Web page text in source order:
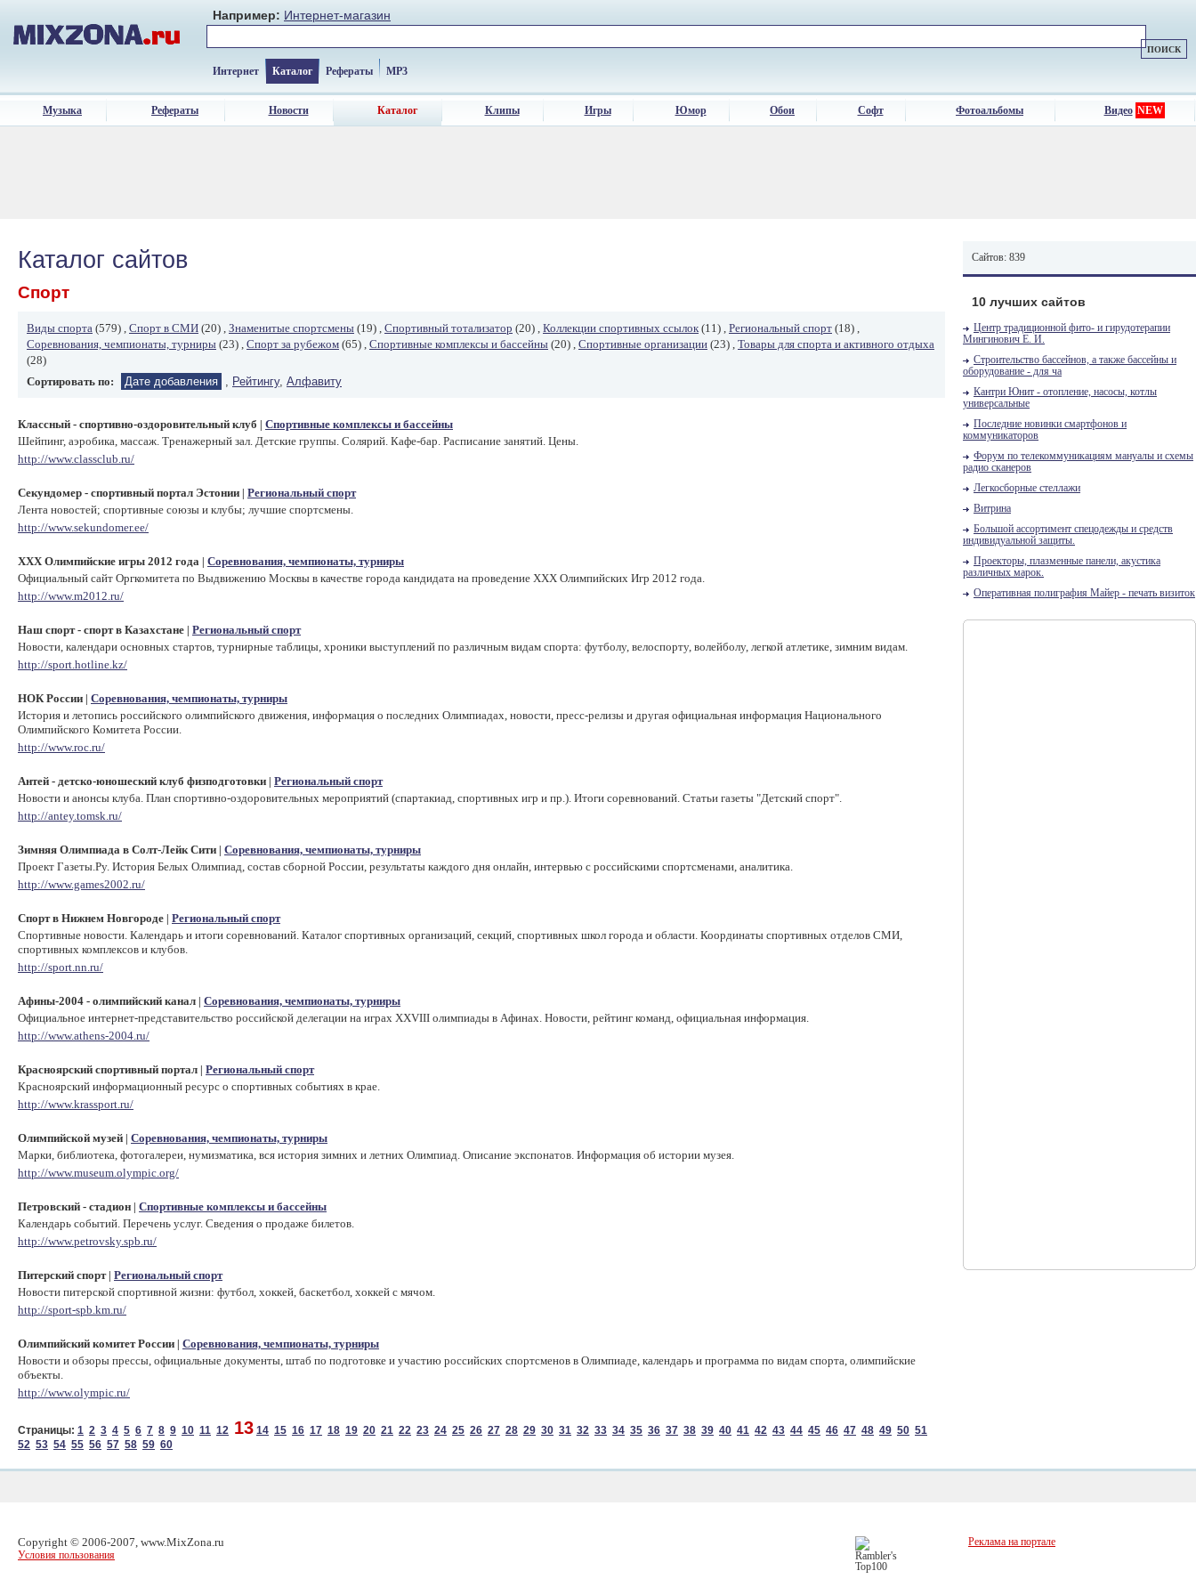
Например: Интернет-магазин
Интернет Каталог Рефераты MP3
Музыка Рефераты Новости Каталог Клипы Игры Юмор Обои Софт Фотоальбомы Видео NEW
Каталог сайтов
Спорт
Виды спорта (579) , Спорт в СМИ (20) , Знаменитые спортсмены (19) , Спортивный тотализатор (20) , Коллекции спортивных ссылок(11) , Региональный спорт (18) ,
Соревнования, чемпионаты, турниры (23) , Спорт за рубежом (65) , Спортивные комплексы и бассейны (20) , Спортивные организации (23) , Товары для спорта и активного отдыха
(28)
Сортировать по:
Дате добавления , Рейтингу, Алфавиту
Классный - спортивно-оздоровительный клуб Спортивные комплексы и бассейны
Шейпинг, аэробика, массаж. Тренажерный зал. Детские группы. Солярий. Кафе-бар. Расписание занятий. Цены.
http://www.classclub.ru/
Секундомер - спортивный портал Эстонии Региональный спорт
Лента новостей; спортивные союзы и клубы; лучшие спортсмены.
http://www.sekundomer.ee/
ХХХ Олимпийские игры 2012 года Соревнования, чемпионаты, турниры
Официальный сайт Оргкомитета по Выдвижению Москвы в качестве города кандидата на проведение ХХХ Олимпийских Игр 2012 года.
http://www.m2012.ru/
Наш спорт - спорт в Казахстане Региональный спорт
Новости, календари основных стартов, турнирные таблицы, хроники выступлений по различным видам спорта: футболу, велоспорту, волейболу, легкой атлетике, зимним видам.
http://sport.hotline.kz/
НОК России Соревнования, чемпионаты, турниры
История и летопись российского олимпийского движения, информация о последних Олимпиадах, новости, пресс-релизы и другая официальная информация Национального
Олимпийского Комитета России.
http://www.roc.ru/
Антей - детско-юношеский клуб физподготовки Региональный спорт
Новости и анонсы клуба. План спортивно-оздоровительных мероприятий (спартакиад, спортивных игр и пр.). Итоги соревнований. Статьи газеты "Детский спорт".
http://antey.tomsk.ru/
Зимняя Олимпиада в Солт-Лейк Сити Соревнования, чемпионаты, турниры
Проект Газеты.Ру. История Белых Олимпиад, состав сборной России, результаты каждого дня онлайн, интервью с российскими спортсменами, аналитика.
http://www.games2002.ru/
Cпорт в Нижнем Новгороде Региональный спорт
Спортивные новости. Календарь и итоги соревнований. Каталог спортивных организаций, секций, спортивных школ города и области. Координаты спортивных отделов СМИ,
спортивных комплексов и клубов.
http://sport.nn.ru/
Афины-2004 - олимпийский канал Соревнования, чемпионаты, турниры
Официальное интернет-представительство российской делегации на играх XXVIII олимпиады в Афинах. Новости, рейтинг команд, официальная информация.
http://www.athens-2004.ru/
Красноярский спортивный портал Региональный спорт
Красноярский информационный ресурс о спортивных событиях в крае.
http://www.krassport.ru/
Олимпийской музей Соревнования, чемпионаты, турниры
Марки, библиотека, фотогалереи, нумизматика, вся история зимних и летних Олимпиад. Описание экспонатов. Информация об истории музея.
http://www.museum.olympic.org/
Петровский - стадион Спортивные комплексы и бассейны
Календарь событий. Перечень услуг. Сведения о продаже билетов.
http://www.petrovsky.spb.ru/
Питерский спорт| Региональный спорт
Новости питерской спортивной жизни: футбол, хоккей, баскетбол, хоккей с мячом.
http://sport-spb.km.ru/
Олимпийский комитет России Соревнования, чемпионаты, турниры
Новости и обзоры прессы, официальные документы, штаб по подготовке и участию российских спортсменов в Олимпиаде, календарь и программа по видам спорта, олимпийские
объекты.
http://www.olympic.ru/
Страницы: 1 2 3 4 5 6 7 8 9 10 11 12 13 14 15 16 17 18 19 20 21 22 23 24 25 26 27 28 29 30 31 32 33 34 35 36 37 38 39 40 41 42 43 44 45 46 47 48 49 50 51
52 53 54 55 56 57 58 59 60
Сайтов: 839
10 лучших сайтов
Центр традиционной фито- и гирудотерапии
Мингинович Е. И.
Строительство бассейнов, а также бассейны и
оборудование - для ча
Кантри Юнит - отопление, насосы, котлы
универсальные
Последние новинки смартфонов и
коммуникаторов
Форум по телекоммуникациям мануалы и схемы
радио сканеров
Легкосборные стеллажи
Витрина
Большой ассортимент спецодежды и средств
индивидуальной защиты.
Проекторы, плазменные панели, акустика
различных марок.
Оперативная полиграфия Майер - печать визиток
Copyright © 2006-2007, www.MixZona.ru
Условия пользования
Реклама на портале